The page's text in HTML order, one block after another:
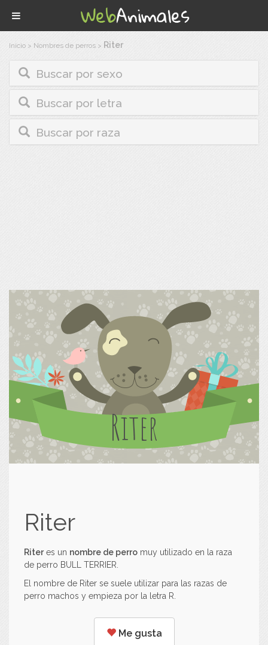
Inicio > Nombres de perros > Riter
Buscar por sexo
Buscar por letra
Buscar por raza
Riter
Riter
Riteres un nombre de perro muy utilizado en la raza
de perro BULL TERRIER.
El nombre de Riter se suele utilizar para las razas de
perro machos y empieza por la letra R.
Me gusta